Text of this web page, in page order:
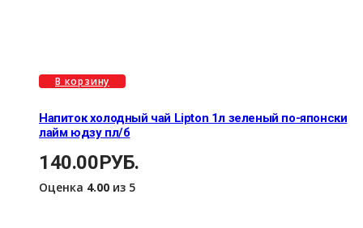
В корзину
Напиток холодный чай Lipton 1л зеленый по-японски
лайм юдзу пл/б
140.00РУБ.
Оценка 4.00 из 5